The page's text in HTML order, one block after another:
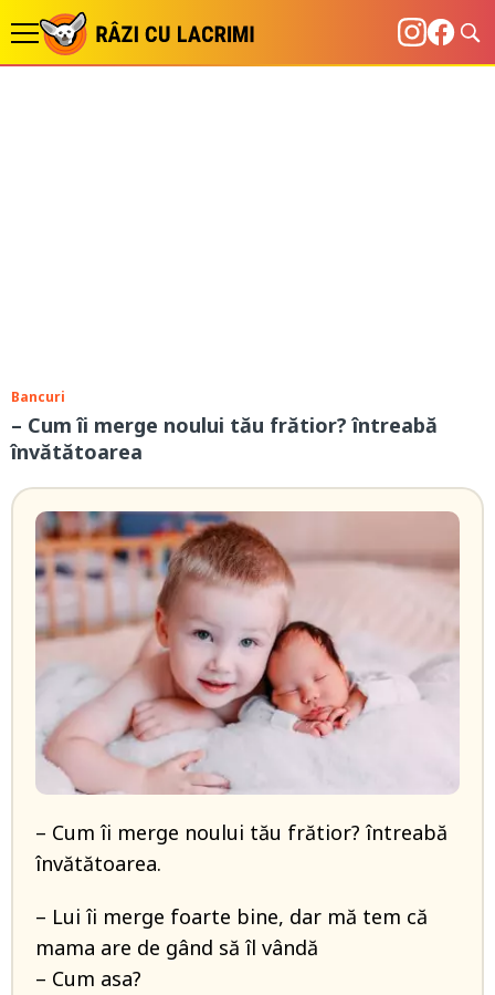
Bancuri
– Cum îi merge noului tău frătior? întreabă
învătătoarea
– Cum îi merge noului tău frătior? întreabă
învătătoarea.
– Lui îi merge foarte bine, dar mă tem că
mama are de gând să îl vândă
– Cum asa?